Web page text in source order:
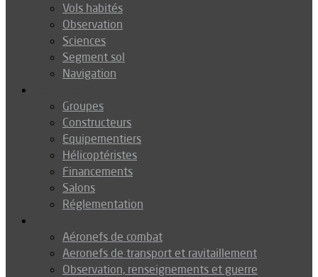
Vols habités
Observation
Sciences
Segment sol
Navigation
Groupes
Constructeurs
Equipementiers
Hélicoptéristes
Financements
Salons
Réglementation
Aéronefs de combat
Aeronefs de transport et ravitaillement
Observation, renseignements et guerre